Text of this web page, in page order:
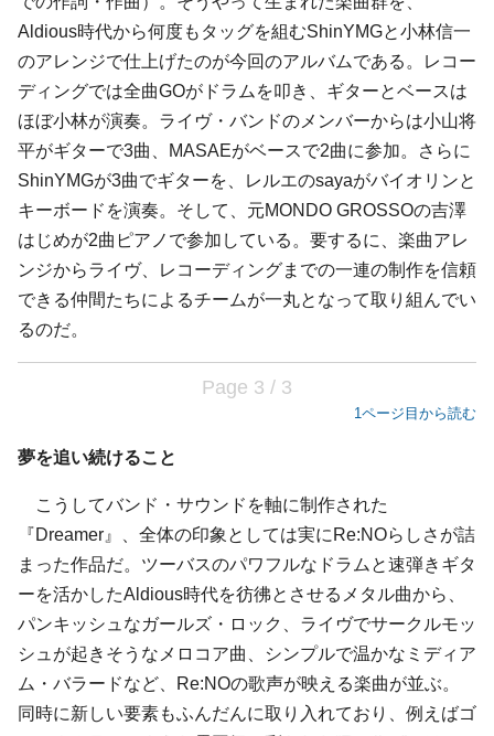
Aldious時代から何度もタッグを組むShinYMGと小林信一
のアレンジで仕上げたのが今回のアルバムである。レコー
ディングでは全曲GOがドラムを叩き、ギターとベースは
ほぼ小林が演奏。ライヴ・バンドのメンバーからは小山将
平がギターで3曲、MASAEがベースで2曲に参加。さらに
ShinYMGが3曲でギターを、レルエのsayaがバイオリンと
キーボードを演奏。そして、元MONDO GROSSOの吉澤
はじめが2曲ピアノで参加している。要するに、楽曲アレ
ンジからライヴ、レコーディングまでの一連の制作を信頼
できる仲間たちによるチームが一丸となって取り組んでい
るのだ。
Page 3 / 3
1ページ目から読む
夢を追い続けること
こうしてバンド・サウンドを軸に制作された
『Dreamer』、全体の印象としては実にRe:NOらしさが詰
まった作品だ。ツーバスのパワフルなドラムと速弾きギタ
ーを活かしたAldious時代を彷彿とさせるメタル曲から、
パンキッシュなガールズ・ロック、ライヴでサークルモッ
シュが起きそうなメロコア曲、シンプルで温かなミディア
ム・バラードなど、Re:NOの歌声が映える楽曲が並ぶ。
同時に新しい要素もふんだんに取り入れており、例えばゴ